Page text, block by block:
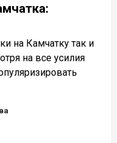
на Камчатку так и
на все усилия